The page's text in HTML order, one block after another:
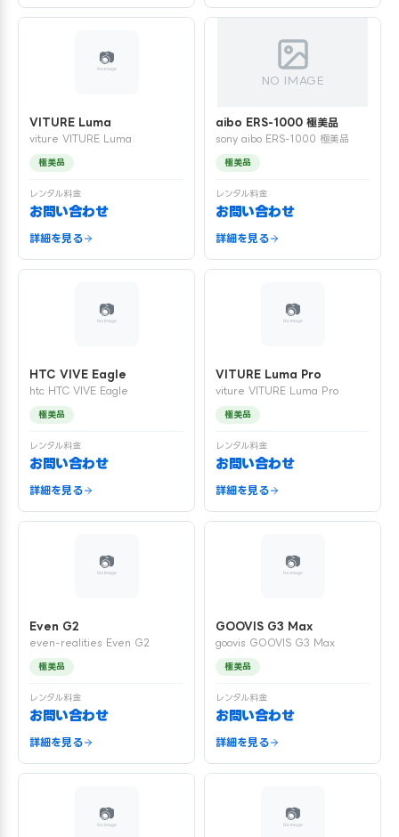
VITURE Luma
viture VITURE Luma
極美品
レンタル料金
お問い合わせ
詳細を見る
NO IMAGE
aibo ERS-1000 極美品
sony aibo ERS-1000 極美品
極美品
レンタル料金
お問い合わせ
詳細を見る
HTC VIVE Eagle
htc HTC VIVE Eagle
極美品
レンタル料金
お問い合わせ
詳細を見る
VITURE Luma Pro
viture VITURE Luma Pro
極美品
レンタル料金
お問い合わせ
詳細を見る
Even G2
even-realities Even G2
極美品
レンタル料金
お問い合わせ
詳細を見る
GOOVIS G3 Max
goovis GOOVIS G3 Max
極美品
レンタル料金
お問い合わせ
詳細を見る